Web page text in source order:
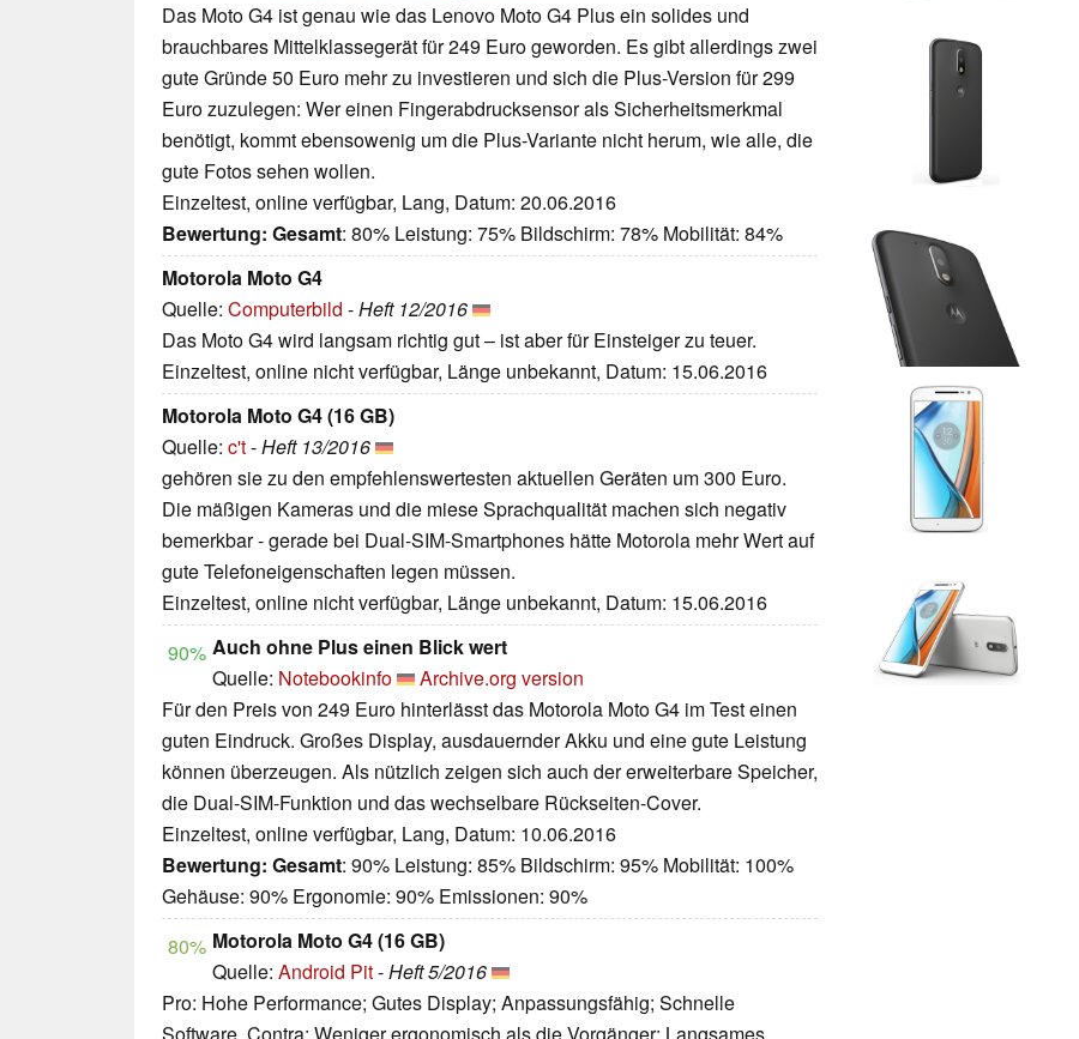
Das Moto G4 ist genau wie das Lenovo Moto G4 Plus ein solides und
brauchbares Mittelklassegerät für 249 Euro geworden. Es gibt allerdings zwei
gute Gründe 50 Euro mehr zu investieren und sich die Plus-Version für 299
Euro zuzulegen: Wer einen Fingerabdrucksensor als Sicherheitsmerkmal
benötigt, kommt ebensowenig um die Plus-Variante nicht herum, wie alle, die
gute Fotos sehen wollen.
Einzeltest, online verfügbar, Lang, Datum: 20.06.2016
Bewertung: Gesamt: 80% Leistung: 75% Bildschirm: 78% Mobilität: 84%
Motorola Moto G4
Quelle: Computerbild -Heft 12/2016
Das Moto G4 wird langsam richtig gut – ist aber für Einsteiger zu teuer.
Einzeltest, online nicht verfügbar, Länge unbekannt, Datum: 15.06.2016
Motorola Moto G4 (16 GB)
Quelle: c't-Heft 13/2016
gehören sie zu den empfehlenswertesten aktuellen Geräten um 300 Euro.
Die mäßigen Kameras und die miese Sprachqualität machen sich negativ
bemerkbar - gerade bei Dual-SIM-Smartphones hätte Motorola mehr Wert auf
gute Telefoneigenschaften legen müssen.
Einzeltest, online nicht verfügbar, Länge unbekannt, Datum: 15.06.2016
90% Auch ohne Plus einen Blick wert
Quelle: Notebookinfo
Archive.org version
Für den Preis von 249 Euro hinterlässt das Motorola Moto G4 im Test einen
guten Eindruck. Großes Display, ausdauernder Akku und eine gute Leistung
können überzeugen. Als nützlich zeigen sich auch der erweiterbare Speicher,
die Dual-SIM-Funktion und das wechselbare Rückseiten-Cover.
Einzeltest, online verfügbar, Lang, Datum: 10.06.2016
Bewertung: Gesamt: 90% Leistung: 85% Bildschirm: 95% Mobilität: 100%
Gehäuse: 90% Ergonomie: 90% Emissionen: 90%
80% Motorola Moto G4 (16 GB)
Quelle: Android Pit-Heft 5/2016
Pro: Hohe Performance; Gutes Display; Anpassungsfähig; Schnelle